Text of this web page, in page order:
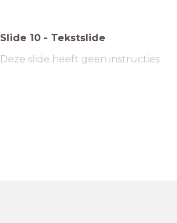
Slide 10 - Tekstslide
Deze slide heeft geen instructies